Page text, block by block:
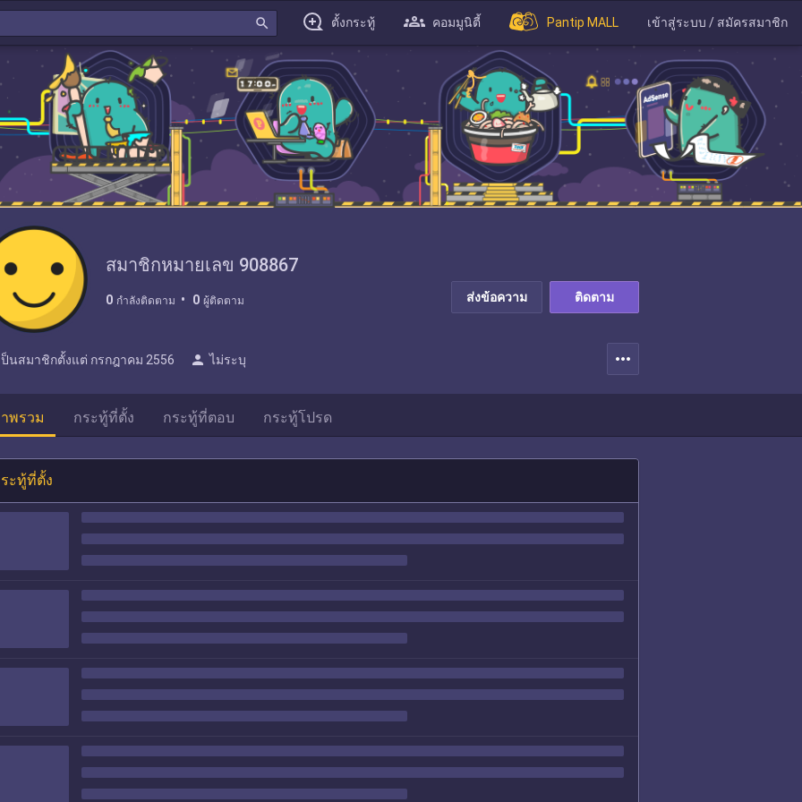
search ตั้งกระทู้ คอมมูนิตี้ Pantip MALL เข้าสู่ระบบ / สมัครสมาชิก
สมาชิกหมายเลข 908867
0 กำลังติดตาม 0 ผู้ติดตาม ส่งข้อความ ติดตาม
ป็นสมาชิกตั้งแต่ กรกฎาคม 2556 person ไม่ระบุ more_horiz
พรวม กระทู้ที่ตั้ง กระทู้ที่ตอบ กระทู้โปรด
ะทู้ที่ตั้ง